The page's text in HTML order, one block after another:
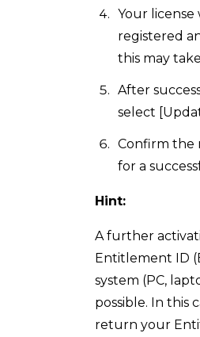
Your license
registered
this may
After
select
Confirm the
for a
Hint:
A further
Entitlement ID
system (PC,
possible. In this
return your